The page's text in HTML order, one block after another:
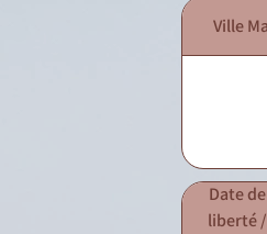
Ville
Date de
liberté /